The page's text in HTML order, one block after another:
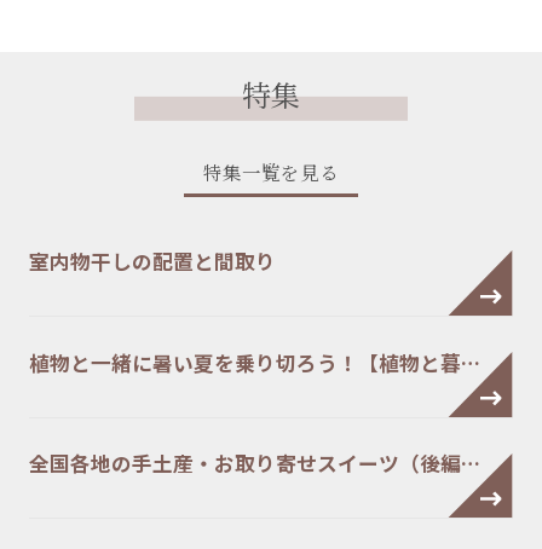
特集
特集一覧を見る
室内物干しの配置と間取り
植物と一緒に暑い夏を乗り切ろう！【植物と暮…
全国各地の手土産・お取り寄せスイーツ（後編…